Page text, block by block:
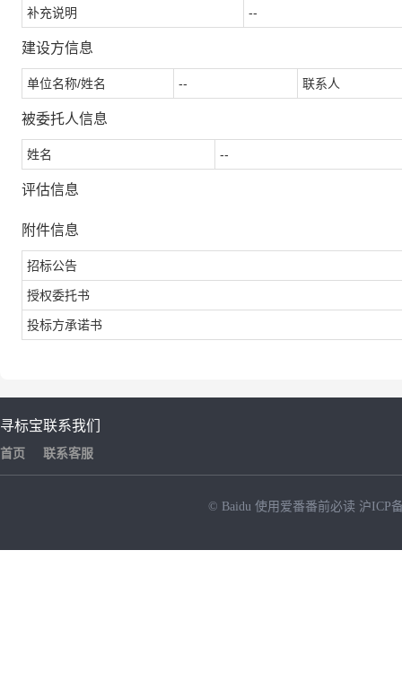
补充说明 --
建设方信息
单位名称/姓名 -- 联系人
被委托人信息
姓名 --
评估信息
附件信息
招标公告
授权委托书
投标方承诺书
寻标宝
首页
联系我们
联系客服
© Baidu 使用爱番番前必读 沪ICP